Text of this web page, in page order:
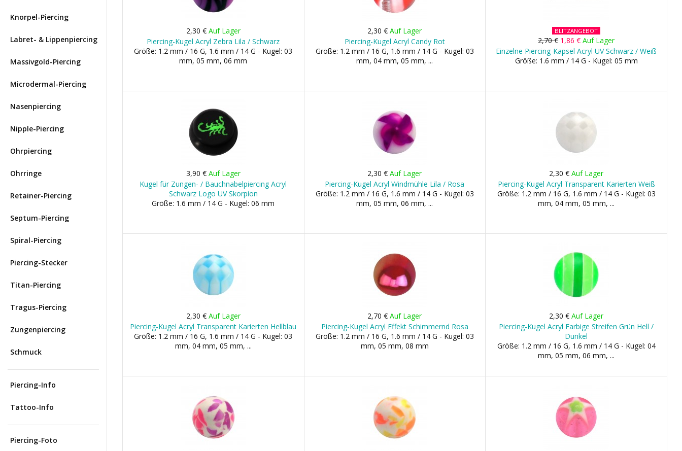
Knorpel-Piercing
Labret- & Lippenpiercing
Massivgold-Piercing
Microdermal-Piercing
Nasenpiercing
Nipple-Piercing
Ohrpiercing
Ohrringe
Retainer-Piercing
Septum-Piercing
Spiral-Piercing
Piercing-Stecker
Titan-Piercing
Tragus-Piercing
Zungenpiercing
Schmuck
Piercing-Info
Tattoo-Info
Piercing-Foto
2,30 € Auf Lager
Piercing-Kugel Acryl Zebra Lila / Schwarz
Größe: 1.2 mm / 16 G, 1.6 mm / 14 G - Kugel: 03
mm, 05 mm, 06 mm
2,30 €Auf Lager
Piercing-Kugel Acryl Candy Rot
Größe: 1.2 mm / 16 G, 1.6 mm / 14 G - Kugel: 03
mm, 04 mm, 05 mm, ...
BLITZANGEBOT
2,70 € 1,86 € Auf Lager
Einzelne Piercing-Kapsel Acryl UV Schwarz / Weiß
Größe: 1.6 mm / 14 G - Kugel: 05 mm
3,90 € Auf Lager
Kugel für Zungen- / Bauchnabelpiercing Acryl
Schwarz Logo UV Skorpion
Größe: 1.6 mm / 14 G - Kugel: 06 mm
2,30 €Auf Lager
Piercing-Kugel Acryl Windmühle Lila / Rosa
Größe: 1.2 mm / 16 G, 1.6 mm / 14 G - Kugel: 03
mm, 05 mm, 06 mm, ...
2,30 €Auf Lager
Piercing-Kugel Acryl Transparent Karierten Weiß
Größe: 1.2 mm / 16 G, 1.6 mm / 14 G - Kugel: 03
mm, 04 mm, 05 mm, ...
2,30 € Auf Lager
Piercing-Kugel Acryl Transparent Karierten Hellblau
Größe: 1.2 mm / 16 G, 1.6 mm / 14 G - Kugel: 03
mm, 04 mm, 05 mm, ...
2,70 €Auf Lager
Piercing-Kugel Acryl Effekt Schimmernd Rosa
Größe: 1.2 mm / 16 G, 1.6 mm / 14 G - Kugel: 03
mm, 05 mm, 08 mm
2,30 €Auf Lager
Piercing-Kugel Acryl Farbige Streifen Grün Hell /
Dunkel
Größe: 1.2 mm / 16 G, 1.6 mm / 14 G - Kugel: 04
mm, 05 mm, 06 mm, ...